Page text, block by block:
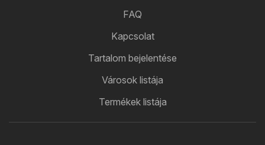
FAQ
Kapcsolat
Tartalom bejelentése
Városok listája
Termékek listája